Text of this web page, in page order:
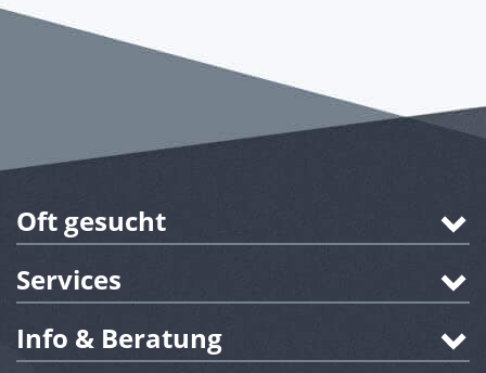
Oft gesucht
Services
Info & Beratung